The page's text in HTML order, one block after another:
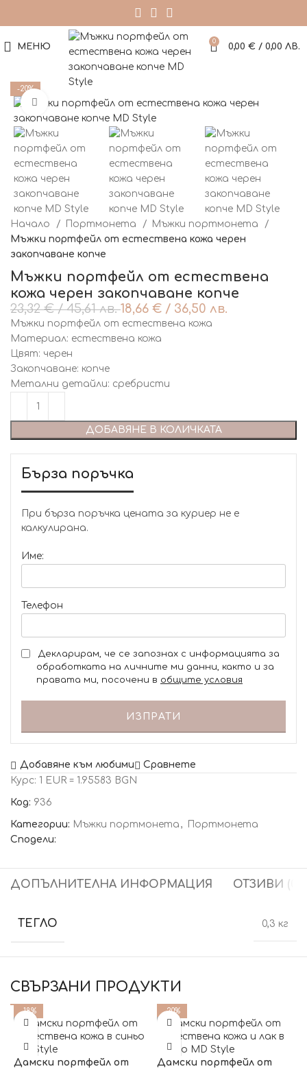
МЕНЮ
0
0,00 € / 0,00 ЛВ.
-20%
Кликнете за уголемяване
Начало Портмонета
Мъжки портмонета
Мъжки портфейл от естествена кожа черен
закопчаване копче
Мъжки портфейл от естествена
кожа черен закопчаване копче
23,32€/ 45,61 лв.18,66 € / 36,50 лв.
Мъжки портфейл от естествена кожа
Материал: естествена кожа
Цвят: черен
Закопчаване: копче
Метални детайли: сребристи
ДОБАВЯНЕ В КОЛИЧКАТА
Бърза поръчка
При бърза поръчка цената за куриер не е
калкулирана.
Име:
Телефон
Декларирам, че се запознах с информацията за
обработката на личните ми данни, както и за
правата ми, посочени в общите условия
ИЗПРАТИ
Добавяне към любими
Сравнете
Курс: 1 EUR = 1.95583 BGN
Код: 936
Категории: Мъжки портмонета ,
Портмонета
Сподели:
ДОПЪЛНИТЕЛНА ИНФОРМАЦИЯ ОТЗИВИ (0)
ТЕГЛО 0,3 кг
СВЪРЗАНИ ПРОДУКТИ
-18%
Дамски портфейл от
-20%
Дамски портфейл от